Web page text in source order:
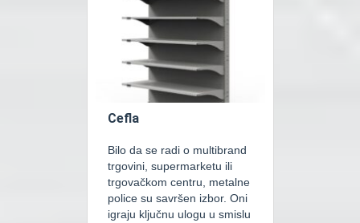
našoj ponudi sistema sa
Polu-hermetičkim klipnim
kompresorima za […]
Cefla
Bilo da se radi o multibrand
trgovini, supermarketu ili
trgovačkom centru, metalne
police su savršen izbor. Oni
igraju ključnu ulogu u smislu